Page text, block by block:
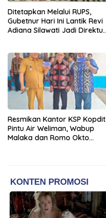
Ditetapkan Melalui RUPS,
Gubetnur Hari Ini Lantik Revi
Adiana Silawati Jadi Direktur
Resmikan Kantor KSP Kopdit
Pintu Air Weliman, Wabup
Malaka dan Romo Okto